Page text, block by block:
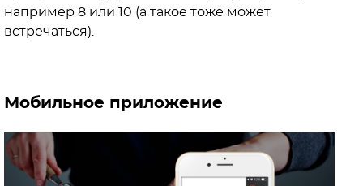
например 8 или 10 (а такое тоже может
встречаться).
Мобильное приложение